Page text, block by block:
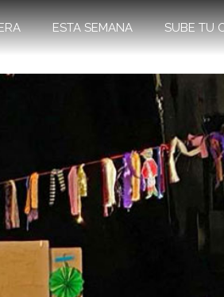
ESTA SEMANA SUBE TU